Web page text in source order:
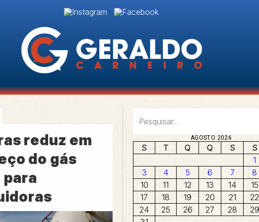
reduz em
do gás
AGOSTO 2026
S T Q Q S S
1
3
4 5 6 7 8
10
11 12 13 14 15
17
18 19 20 21 22
24
25 26 27 28 29